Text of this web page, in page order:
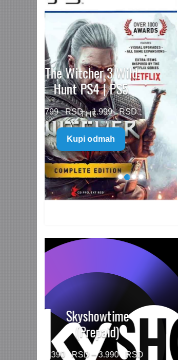
Need for Speed™
Unbound PS5
499 – 1.499
Kupi odmah
HBO MAX Premium
(Prepaid)
790 – 5.960